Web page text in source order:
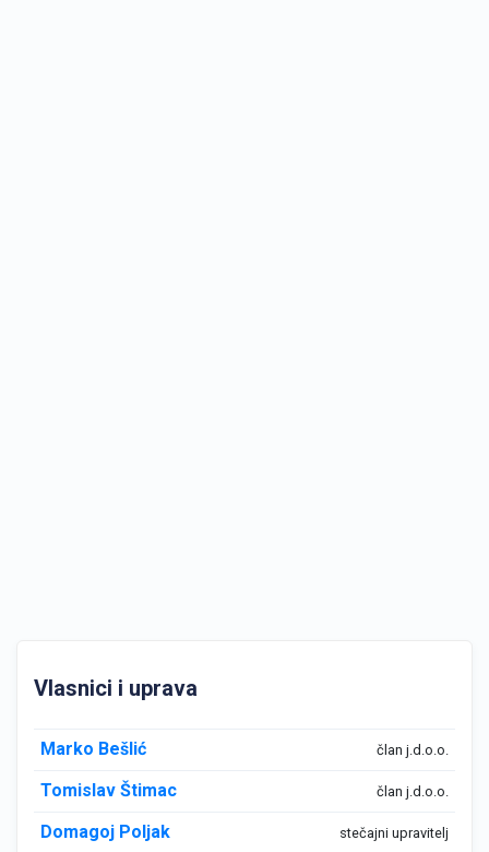
Vlasnici i uprava
Marko Bešlić član j.d.o.o.
Tomislav Štimac član j.d.o.o.
Domagoj Poljak stečajni upravitelj